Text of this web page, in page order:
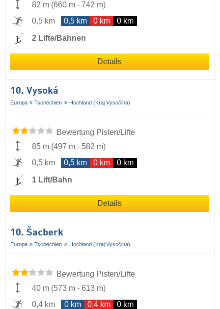
82 m (660 m - 742 m)
0,5 km
0,5 km 0 km 0 km
2 Lifte/Bahnen
Details
10. Vysoká
Europa Tschechien Hochland (Kraj Vysočina)
Bewertung Pisten/Lifte
85 m (497 m - 582 m)
0,5 km
0,5 km 0 km 0 km
1 Lift/Bahn
Details
10. Šacberk
Europa Tschechien Hochland (Kraj Vysočina)
Bewertung Pisten/Lifte
40 m (573 m - 613 m)
0,4 km
0 km 0,4 km 0 km